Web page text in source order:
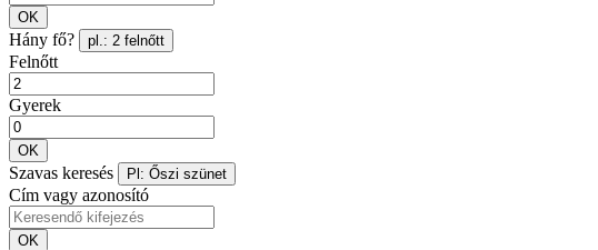
OK
Hány fő? pl.: 2 felnőtt
Felnőtt
Gyerek
OK
Szavas keresés Pl: Őszi szünet
Cím vagy azonosító
OK